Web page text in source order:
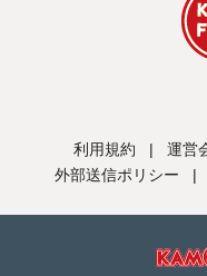
利用規約 | 運営
外部送信ポリシー
|